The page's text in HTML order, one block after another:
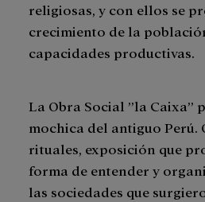
religiosas, y con ellos se
crecimiento de la
capacidades productivas.
La Obra Social ”la Caixa”
mochica del antiguo Perú.
rituales, exposición que
forma de entender y
las sociedades que